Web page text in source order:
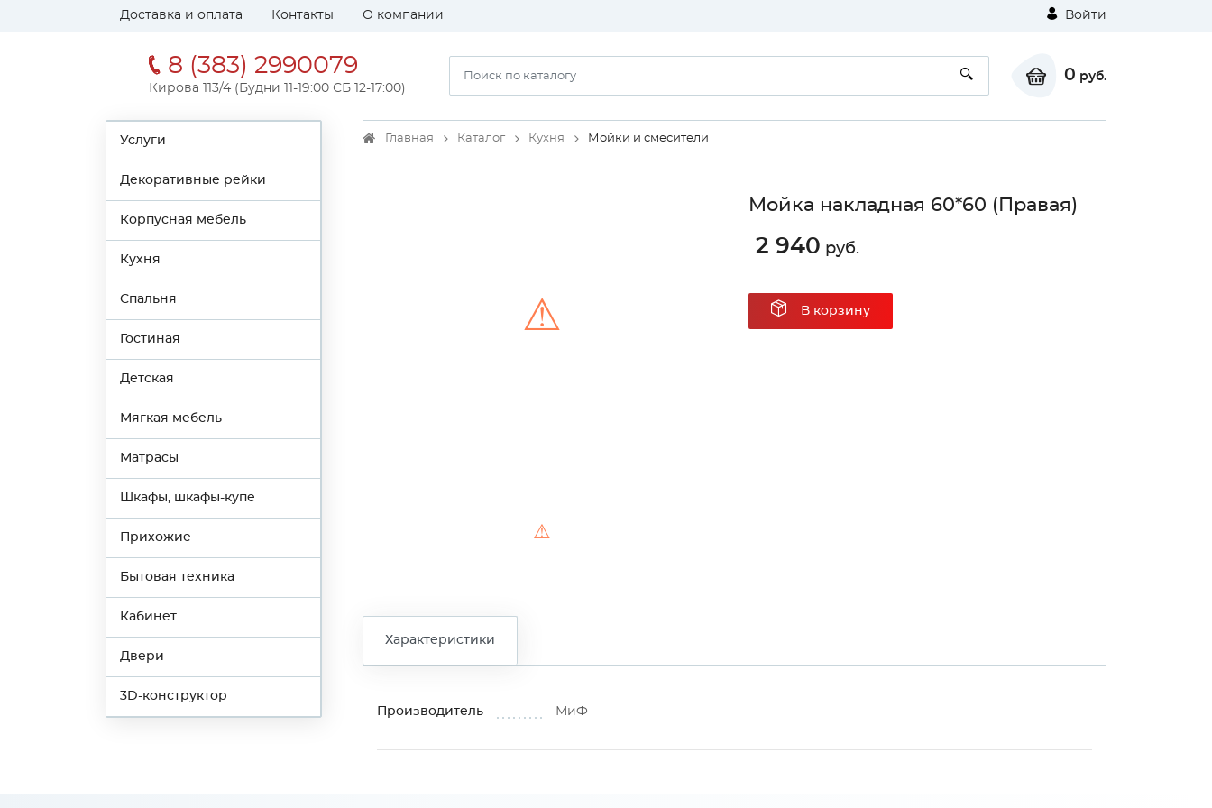
Доставка и оплата Контакты О компании Войти
8 (383) 2990079
Кирова 113/4 (Будни 11-19:00 СБ 12-17:00)
0 руб.
Услуги
Декоративные рейки
Корпусная мебель
Кухня
Спальня
Гостиная
Детская
Мягкая мебель
Матрасы
Шкафы, шкафы-купе
Прихожие
Бытовая техника
Кабинет
Двери
3D-конструктор
Главная Каталог Кухня Мойки и смесители
⚠
⚠
Мойка накладная 60*60 (Правая)
2 940 руб.
В корзину
Характеристики
Производитель МиФ